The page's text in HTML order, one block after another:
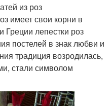
из роз
имеет свои корни в
лепестки роз
постелей в знак любви и
традиция возродилась,
стали символом